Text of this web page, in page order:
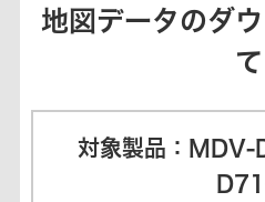
地図データのダ
て
対象製品：